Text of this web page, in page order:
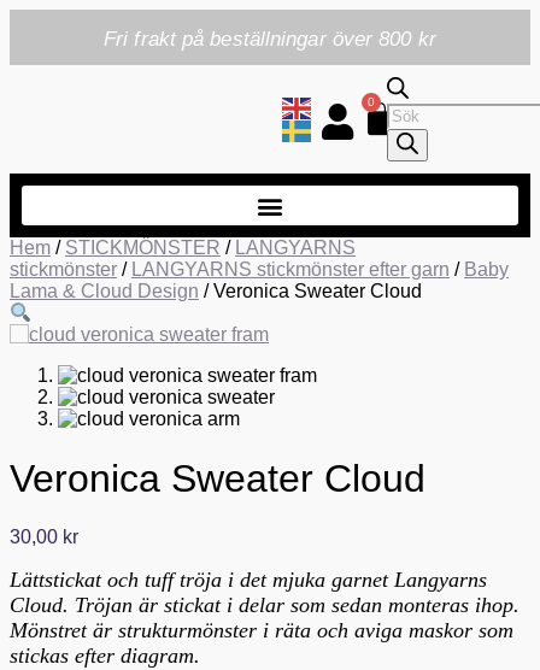
Fri frakt på beställningar över 800 kr
0
Hem / STICKMÖNSTER / LANGYARNS
stickmönster / LANGYARNS stickmönster efter garn / Baby
Lama & Cloud Design / Veronica Sweater Cloud
Veronica Sweater Cloud
30,00 kr
Lättstickat och tuff tröja i det mjuka garnet Langyarns
Cloud. Tröjan är stickat i delar som sedan monteras ihop.
Mönstret är strukturmönster i räta och aviga maskor som
stickas efter diagram.